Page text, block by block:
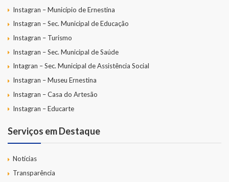
Instagran – Município de Ernestina
Instagran – Sec. Municipal de Educação
Instagran – Turismo
Instagran – Sec. Municipal de Saúde
Intagran – Sec. Municipal de Assistência Social
Instagran – Museu Ernestina
Instagran – Casa do Artesão
Instagran – Educarte
Serviços em Destaque
Notícias
Transparência